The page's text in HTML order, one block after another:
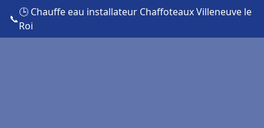
📞
🕒 Chauffe eau installateur Chaffoteaux Villeneuve le
Roi